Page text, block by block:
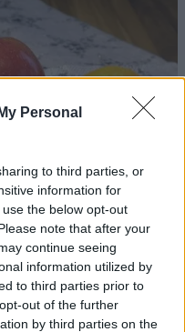
Personal
to third parties, or
information for
the below opt-out
note that after your
continue seeing
information utilized by
to third parties prior to
out of the further
by third parties on the